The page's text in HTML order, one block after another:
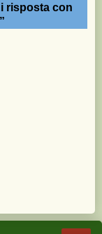
risposta con